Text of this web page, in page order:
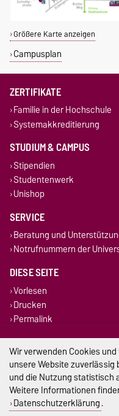
Größere Karte anzeigen
Campusplan
ZERTIFIKATE
Familie in der Hochschule
Systemakkreditierung
STUDIUM & CAMPUS
Stipendien
Studentenwerk
Unishop
SERVICE
Beratung und
Notrufnummern der
DIESE SEITE
Vorlesen
Drucken
Permalink
Wir verwenden Cookies
unsere Website
und die Nutzung statistisch
Weitere Informationen
Datenschutzerklärung.